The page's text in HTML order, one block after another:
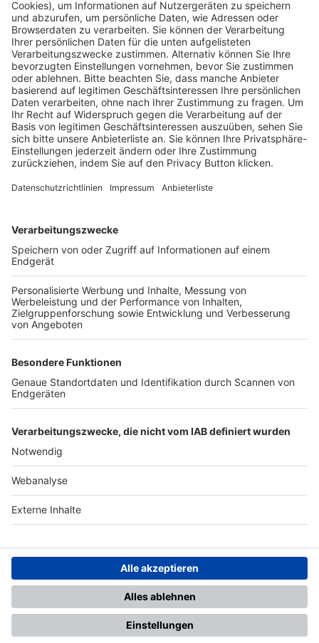
Pässe und Vereinswechsel
Trainerausbildung
Schulungsangebot Vereinsmitarbeiter
BFV-Geschäftsstellen
Trainerbörse
Login SpielPlus
FOLGE DEM BFV
TOP-VEREINE
TOP-PARTNER
Nutzungsbedingungen Datenschutz Impressum